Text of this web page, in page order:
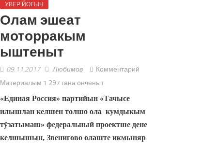
УВЕР ЙОГЫН
Олам эшеат
моторракым
ыштеныт
09.11.2017 Любимов
Комментарий
Материалым 1 297 гана онченыт
«Единая Россия» партийын «Тачысе
илышлан келшен толшо ола кумдыкым
тӱзатымаш» федеральный проектше дене
келшышын, Звенигово олаште икмыняр